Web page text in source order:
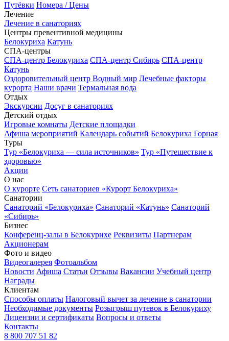
Путёвки Номера / Цены
Лечение
Лечение в санаториях
Центры превентивной медицины
Белокуриха Катунь
СПА-центры
СПА-центр Белокуриха СПА-центр Сибирь СПА-центр
Катунь
Оздоровительный центр Водный мир Лечебные факторы
курорта Наши врачи Термальная вода
Отдых
Экскурсии Досуг в санаториях
Детский отдых
Игровые комнаты Детские площадки
Афиша мероприятий Календарь событий Белокуриха Горная
Туры
Тур «Белокуриха — сила источников» Тур «Путешествие к
здоровью»
Акции
О нас
О курорте Сеть санаториев «Курорт Белокуриха»
Санатории
Санаторий «Белокуриха» Санаторий «Катунь» Санаторий
«Сибирь»
Бизнес
Конференц-залы в Белокурихе Реквизиты Партнерам
Акционерам
Фото и видео
Видеогалерея Фотоальбом
Новости Афиша Статьи Отзывы Вакансии Учебный центр
Награды
Клиентам
Способы оплаты Налоговый вычет за лечение в санатории
Необходимые документы Розыгрыш путевок в Белокуриху
Лицензии и сертификаты Вопросы и ответы
Контакты
8 800 707 51 82